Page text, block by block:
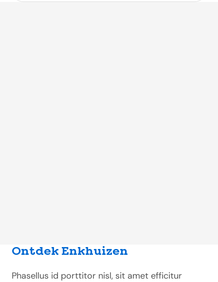
Ontdek Enkhuizen
Phasellus id porttitor nisl, sit amet efficitur